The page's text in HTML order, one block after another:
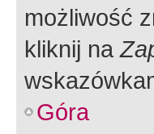
możliwość
kliknij na
Góra